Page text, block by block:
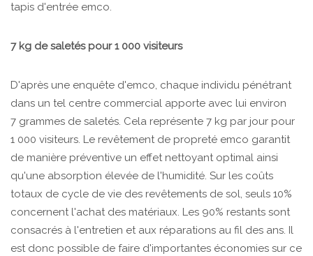
tapis d'entrée emco.
7 kg de saletés pour 1 000 visiteurs
D'après une enquête d'emco, chaque individu pénétrant
dans un tel centre commercial apporte avec lui environ
7 grammes de saletés. Cela représente 7 kg par jour pour
1 000 visiteurs. Le revêtement de propreté emco garantit
de manière préventive un effet nettoyant optimal ainsi
qu'une absorption élevée de l'humidité. Sur les coûts
totaux de cycle de vie des revêtements de sol, seuls 10%
concernent l'achat des matériaux. Les 90% restants sont
consacrés à l'entretien et aux réparations au fil des ans. Il
est donc possible de faire d'importantes économies sur ce